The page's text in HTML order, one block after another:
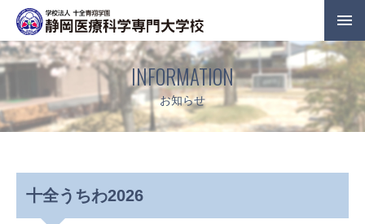
INFORMATION
お知らせ
十全うちわ2026